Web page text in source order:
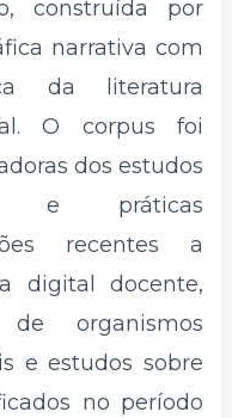
construída por
narrativa com
da literatura
O corpus foi
dos estudos
e práticas
recentes a
digital docente,
de organismos
e estudos sobre
no período